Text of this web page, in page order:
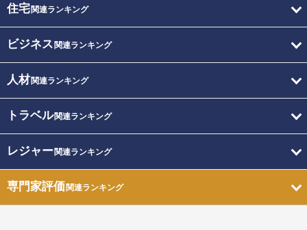
住宅関連ランキング
ビジネス 関連ランキング
人材関連ランキング
トラベル関連ランキング
レジャー関連ランキング
専門家評価関連ランキング